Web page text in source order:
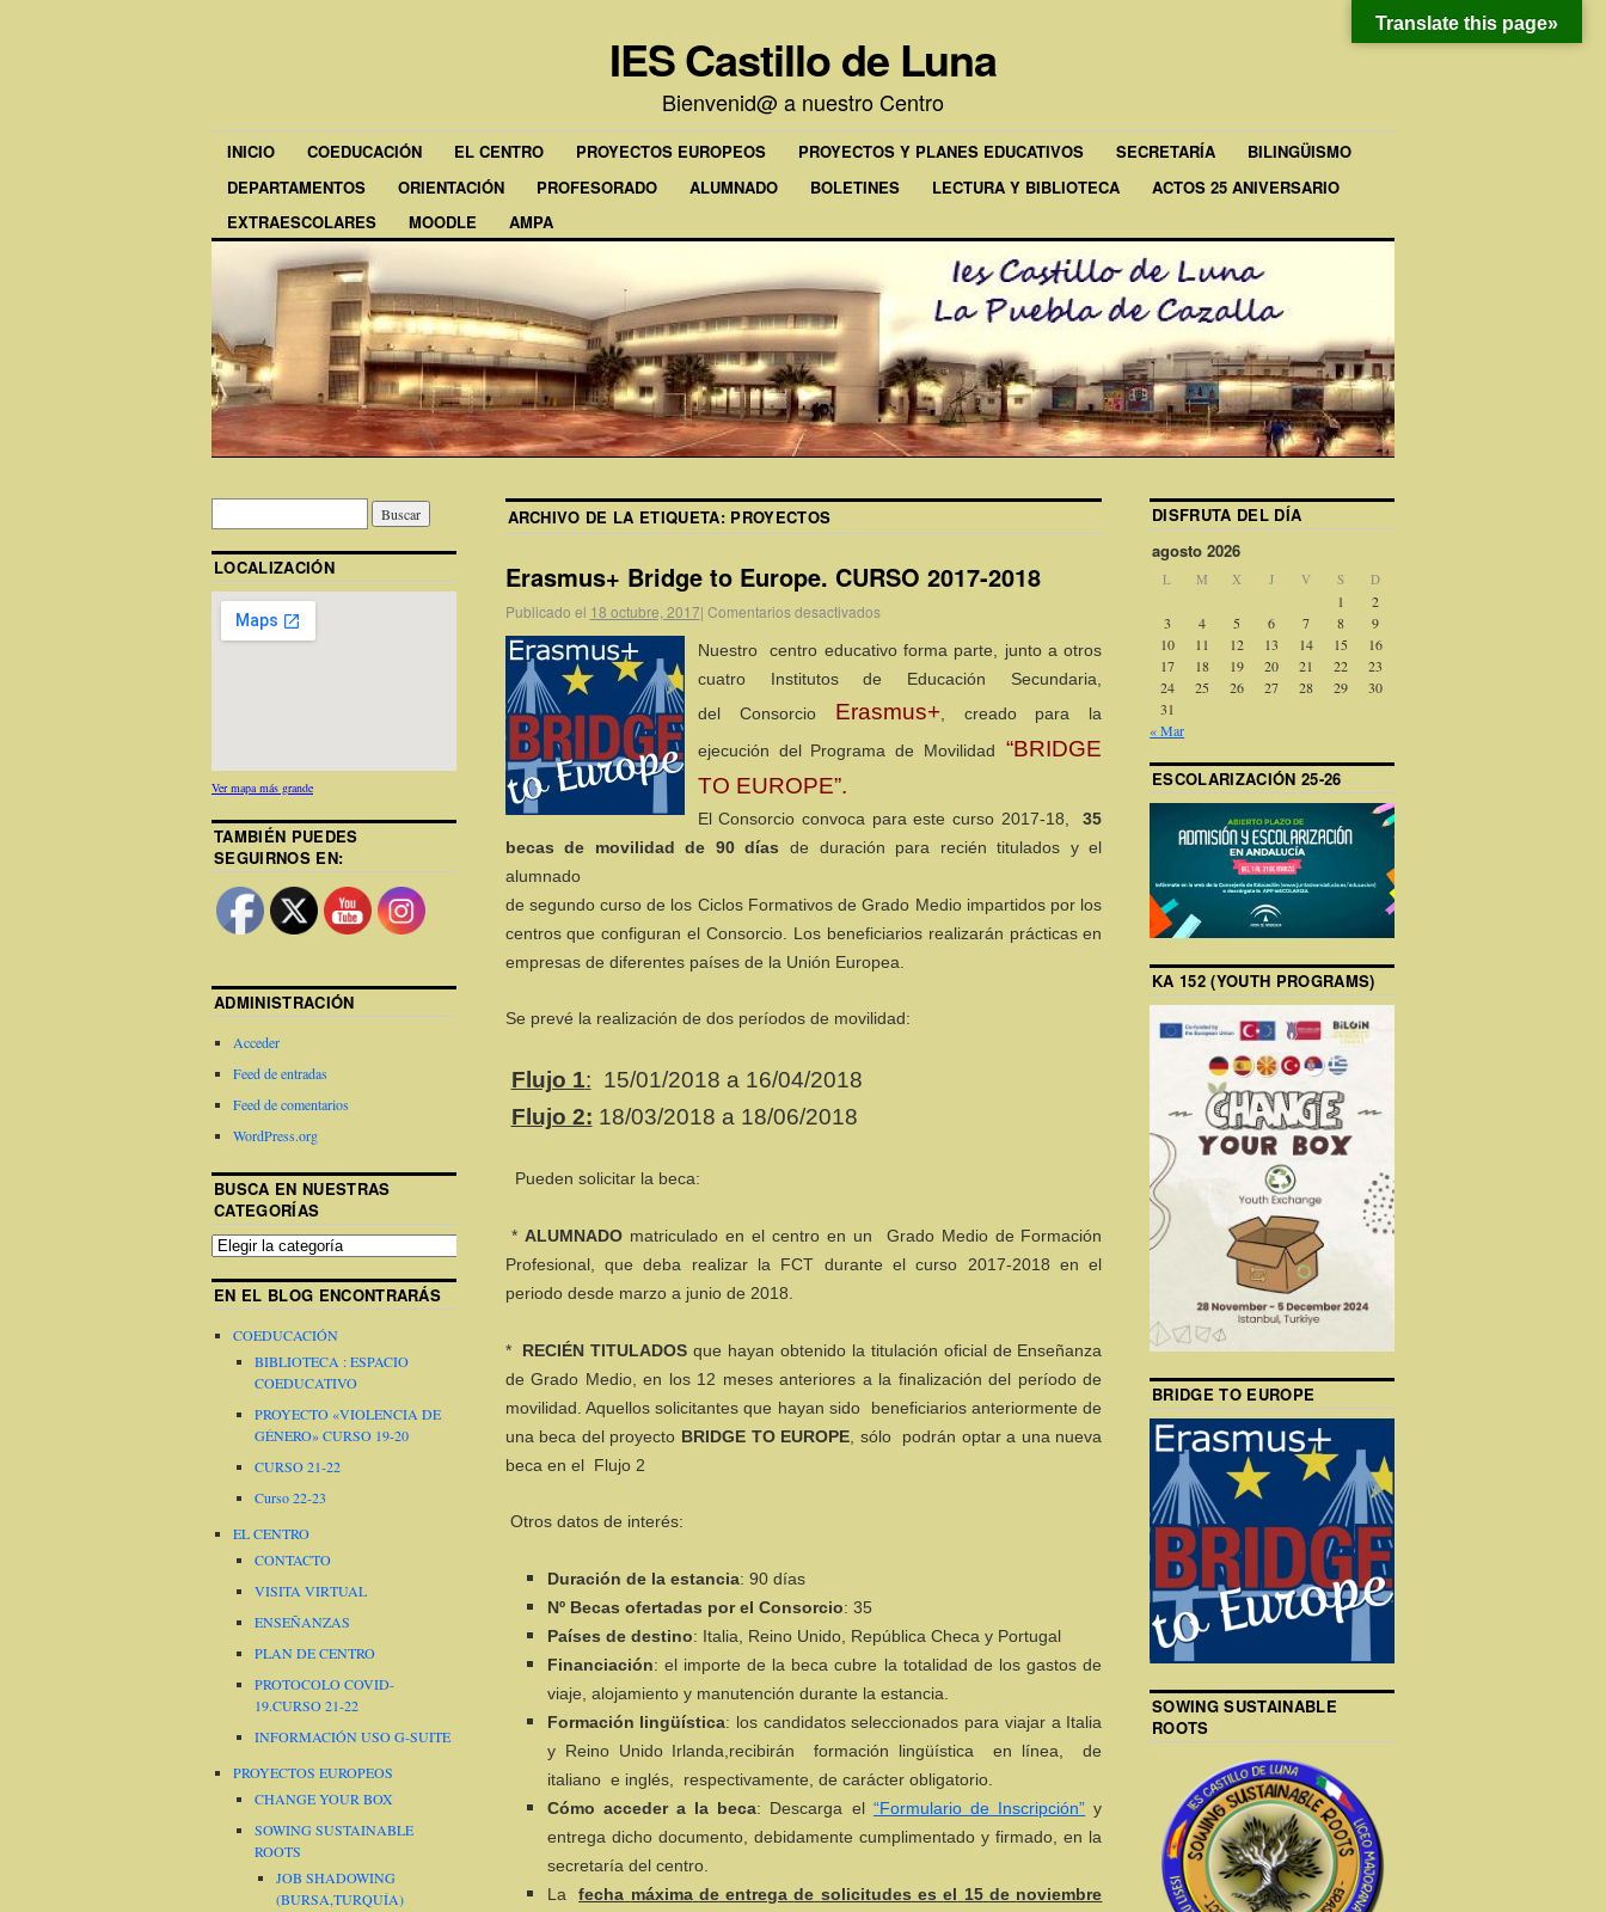
IES Castillo de Luna
Bienvenid@ a nuestro Centro
INICIO COEDUCACIÓN EL CENTRO PROYECTOS EUROPEOS PROYECTOS Y PLANES EDUCATIVOS SECRETARÍA
BILINGÜISMO
DEPARTAMENTOS
ORIENTACIÓN PROFESORADO ALUMNADO BOLETINES LECTURA Y BIBLIOTECA
ACTOS 25 ANIVERSARIO
EXTRAESCOLARES
MOODLE AMPA
ARCHIVO DE LA ETIQUETA: PROYECTOS
Erasmus+ Bridge to Europe. CURSO 2017-2018
Publicado el 18 octubre, 2017| Comentarios desactivados
Nuestro centro educativo forma parte, junto a otros
cuatro Institutos de Educación Secundaria,
del Consorcio Erasmus+, creado para la
ejecución del Programa de Movilidad
“BRIDGE
TO EUROPE”.
El Consorcio convoca para este curso 2017-18,35
becas de movilidad de 90 días de duración para recién titulados y el
alumnado
de segundo curso de los Ciclos Formativos de Grado Medio impartidos por los
centros que configuran el Consorcio. Los beneficiarios realizarán prácticas en
empresas de diferentes países de la Unión Europea.
Se prevé la realización de dos períodos de movilidad:
Flujo 1: 15/01/2018 a 16/04/2018
Flujo 2: 18/03/2018 a 18/06/2018
Pueden solicitar la beca:
*ALUMNADO matriculado en el centro en un Grado Medio de Formación
Profesional, que deba realizar la FCT durante el curso 2017-2018 en el
periodo desde marzo a junio de 2018.
* RECIÉN TITULADOS que hayan obtenido la titulación oficial de Enseñanza
de Grado Medio, en los 12 meses anteriores a la finalización del período de
movilidad. Aquellos solicitantes que hayan sido beneficiarios anteriormente de
una beca del proyecto BRIDGE TO EUROPE , sólo podrán optar a una nueva
beca en el Flujo 2
Otros datos de interés:
Duración de la estancia: 90 días
Nº Becas ofertadas por el Consorcio: 35
Países de destino: Italia, Reino Unido, República Checa y Portugal
Financiación: el importe de la beca cubre la totalidad de los gastos de
viaje, alojamiento y manutención durante la estancia.
Formación lingüística: los candidatos seleccionados para viajar a Italia
y Reino Unido Irlanda,recibirán formación lingüística en línea, de
italiano e inglés, respectivamente, de carácter obligatorio.
Cómo acceder a la beca: Descarga el “Formulario de Inscripción” y
entrega dicho documento, debidamente cumplimentado y firmado, en la
secretaría del centro.
La
fecha máxima de entrega de solicitudes es el 15 de noviembre
LOCALIZACIÓN
Ver mapa más grande
TAMBIÉN PUEDES
SEGUIRNOS EN:
ADMINISTRACIÓN
Acceder
Feed de entradas
Feed de comentarios
WordPress.org
BUSCA EN NUESTRAS
CATEGORÍAS
EN EL BLOG ENCONTRARÁS
COEDUCACIÓN
BIBLIOTECA : ESPACIO
COEDUCATIVO
PROYECTO «VIOLENCIA DE
GÉNERO» CURSO 19-20
CURSO 21-22
Curso 22-23
EL CENTRO
CONTACTO
VISITA VIRTUAL
ENSEÑANZAS
PLAN DE CENTRO
PROTOCOLO COVID-
19.CURSO 21-22
INFORMACIÓN USO G-SUITE
PROYECTOS EUROPEOS
CHANGE YOUR BOX
SOWING SUSTAINABLE
ROOTS
JOB SHADOWING
(BURSA,TURQUÍA)
DISFRUTA DEL DÍA
agosto 2026
L M X J V S D
1
2
3
4 5 6 7 8
9
10
11 12 13 14 15
16
17
18 19 20 21 22
23
24
25 26 27 28 29
30
31
« Mar
ESCOLARIZACIÓN 25-26
KA 152 (YOUTH PROGRAMS)
BRIDGE TO EUROPE
SOWING SUSTAINABLE
ROOTS
Translate this page»